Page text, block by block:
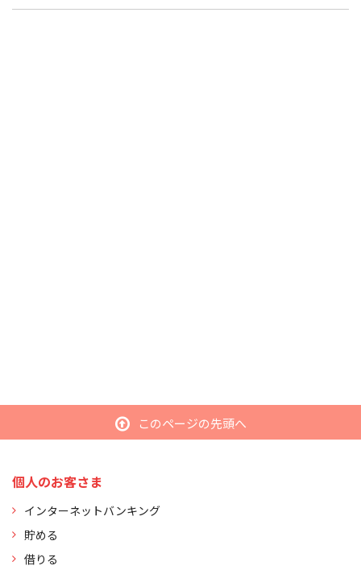
このページの先頭へ
個人のお客さま
インターネットバンキング
貯める
借りる